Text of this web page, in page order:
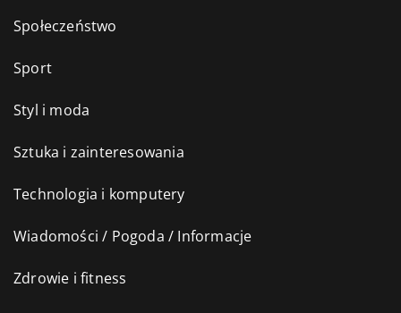
Społeczeństwo
Sport
Styl i moda
Sztuka i zainteresowania
Technologia i komputery
Wiadomości / Pogoda / Informacje
Zdrowie i fitness